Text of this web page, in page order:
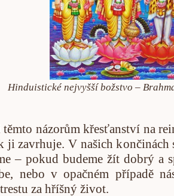
Hinduistické nejvyšší božstvo –
názorům křesťanství na
ji zavrhuje. V našich končinách
– pokud budeme žít dobrý a
nebo v opačném případě
za hříšný život.